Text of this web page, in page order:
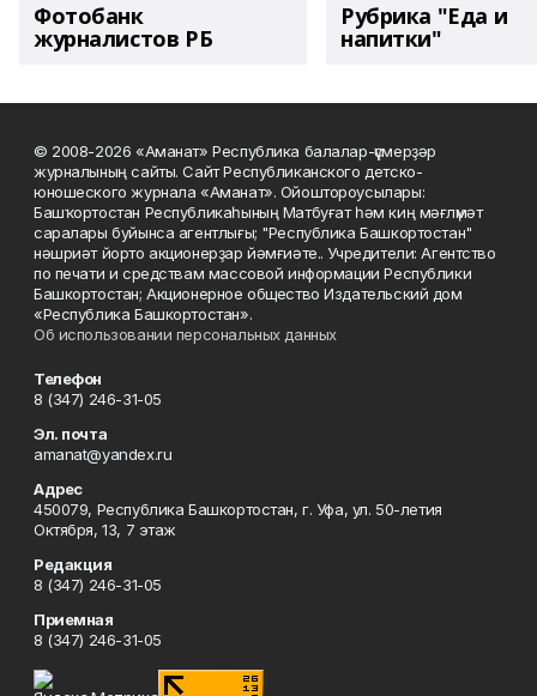
Фотобанк
журналистов РБ
Рубрика "Еда и
напитки"
© 2008-2026 «Аманат» Республика балалар-үҫмерҙәр
журналының сайты. Сайт Республиканского детско-
юношеского журнала «Аманат». Ойоштороусылары:
Башҡортостан Республикаһының Матбуғат һәм киң мәғлүмәт
саралары буйынса агентлығы; "Республика Башкортостан"
нәшриәт йорто акционерҙар йәмғиәте.. Учредители: Агентство
по печати и средствам массовой информации Республики
Башкортостан; Акционерное общество Издательский дом
«Республика Башкортостан».
Об использовании персональных данных
Телефон
8 (347) 246-31-05
Эл. почта
amanat@yandex.ru
Адрес
450079, Республика Башкортостан, г. Уфа, ул. 50-летия
Октября, 13, 7 этаж
Редакция
8 (347) 246-31-05
Приемная
8 (347) 246-31-05